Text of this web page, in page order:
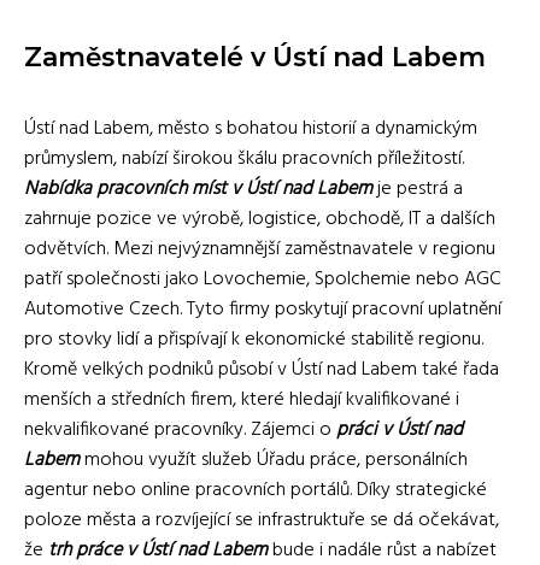
Zaměstnavatelé v Ústí nad Labem
Ústí nad Labem, město s bohatou historií a dynamickým
průmyslem, nabízí širokou škálu pracovních příležitostí.
Nabídka pracovních míst v Ústí nad Labemje pestrá a
zahrnuje pozice ve výrobě, logistice, obchodě, IT a dalších
odvětvích. Mezi nejvýznamnější zaměstnavatele v regionu
patří společnosti jako Lovochemie, Spolchemie nebo AGC
Automotive Czech. Tyto firmy poskytují pracovní uplatnění
pro stovky lidí a přispívají k ekonomické stabilitě regionu.
Kromě velkých podniků působí v Ústí nad Labem také řada
menších a středních firem, které hledají kvalifikované i
nekvalifikované pracovníky. Zájemci opráci v Ústí nad
Labemmohou využít služeb Úřadu práce, personálních
agentur nebo online pracovních portálů. Díky strategické
poloze města a rozvíjející se infrastruktuře se dá očekávat,
že trh práce v Ústí nad Labembude i nadále růst a nabízet